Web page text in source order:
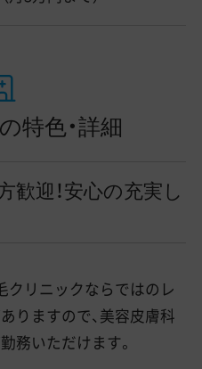
特色・詳細
迎！安心の充実し
クリニックならではのレ
りますので、美容皮膚科
務いただけます。